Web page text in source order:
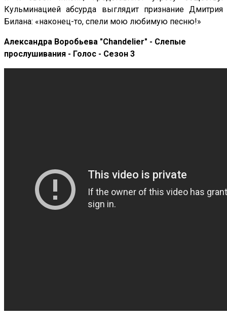
Кульминацией абсурда выглядит признание Дмитрия
Билана: «наконец-то, спели мою любимую песню!»
Александра Воробьева "Chandelier" - Слепые
прослушивания - Голос - Сезон 3